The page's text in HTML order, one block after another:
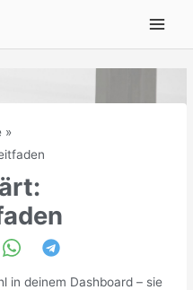
in deinem Dashboard – sie